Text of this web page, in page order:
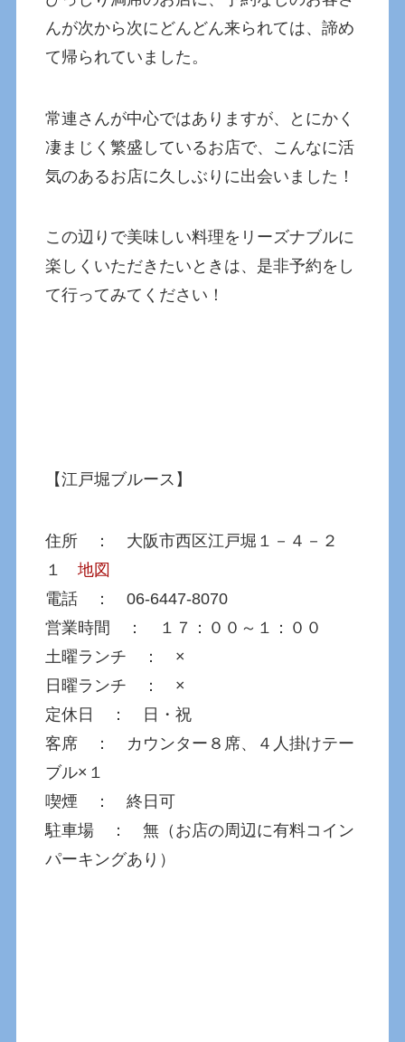
んが次から次にどんどん来られては、諦め
て帰られていました。
常連さんが中心ではありますが、とにかく
凄まじく繁盛しているお店で、こんなに活
気のあるお店に久しぶりに出会いました！
この辺りで美味しい料理をリーズナブルに
楽しくいただきたいときは、是非予約をし
て行ってみてください！
【江戸堀ブルース】
住所 ： 大阪市西区江戸堀１－４－２
１地図
電話 ： 06-6447-8070
営業時間 ： １７：００～１：００
土曜ランチ ： ×
日曜ランチ ： ×
定休日 ： 日・祝
客席 ： カウンター８席、４人掛けテー
ブル×１
喫煙 ： 終日可
駐車場 ： 無（お店の周辺に有料コイン
パーキングあり）